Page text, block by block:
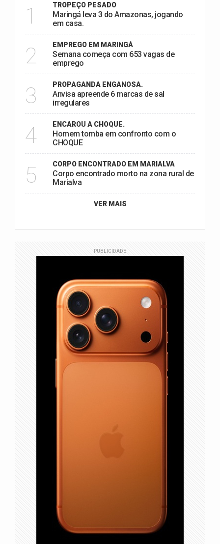
1 TROPEÇO PESADO
Maringá leva 3 do Amazonas, jogando
em casa.
2 EMPREGO EM MARINGÁ
Semana começa com 653 vagas de
emprego
3 PROPAGANDA ENGANOSA.
Anvisa apreende 6 marcas de sal
irregulares
4 ENCAROU A CHOQUE.
Homem tomba em confronto com o
CHOQUE
5 CORPO ENCONTRADO EM MARIALVA
Corpo encontrado morto na zona rural de
Marialva
VER MAIS
PUBLICIDADE